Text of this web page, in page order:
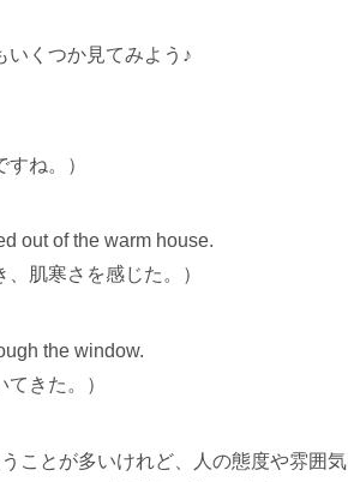
いくつか見てみよう♪
すね。）
out of the warm house.
、肌寒さを感じた。）
the window.
てきた。）
ことが多いけれど、人の態度や雰囲気